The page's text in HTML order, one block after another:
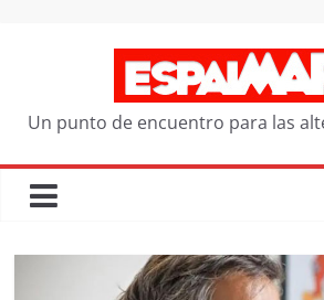
Un punto de encuentro para las